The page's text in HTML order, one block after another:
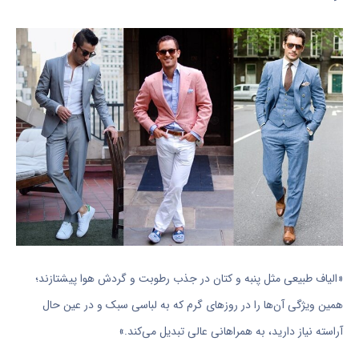
«الیاف طبیعی مثل پنبه و کتان در جذب رطوبت و گردش هوا پیشتازند؛
همین ویژگی آن‌ها را در روزهای گرم که به لباسی سبک و در عین حال
آراسته نیاز دارید، به همراهانی عالی تبدیل می‌کند.»